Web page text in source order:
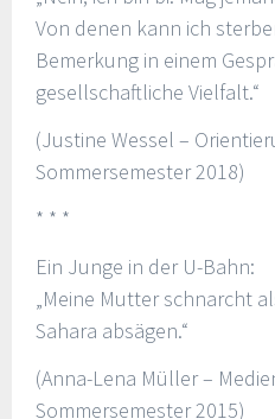
Von denen kann ich
Bemerkung in einem
gesellschaftliche Vielfalt.“
(Justine Wessel –
Sommersemester 2018)
* * *
Ein Junge in der U-Bahn:
„Meine Mutter schnarcht
Sahara absägen.“
(Anna-Lena Müller –
Sommersemester 2015)